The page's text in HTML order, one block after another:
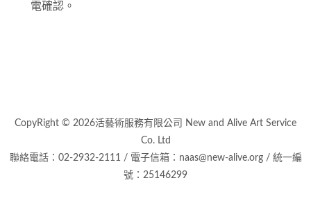
電確認。
CopyRight © 2026活藝術服務有限公司 New and Alive Art Service
Co. Ltd
聯絡電話：02-2932-2111 / 電子信箱：naas@new-alive.org / 統一編
號：25146299